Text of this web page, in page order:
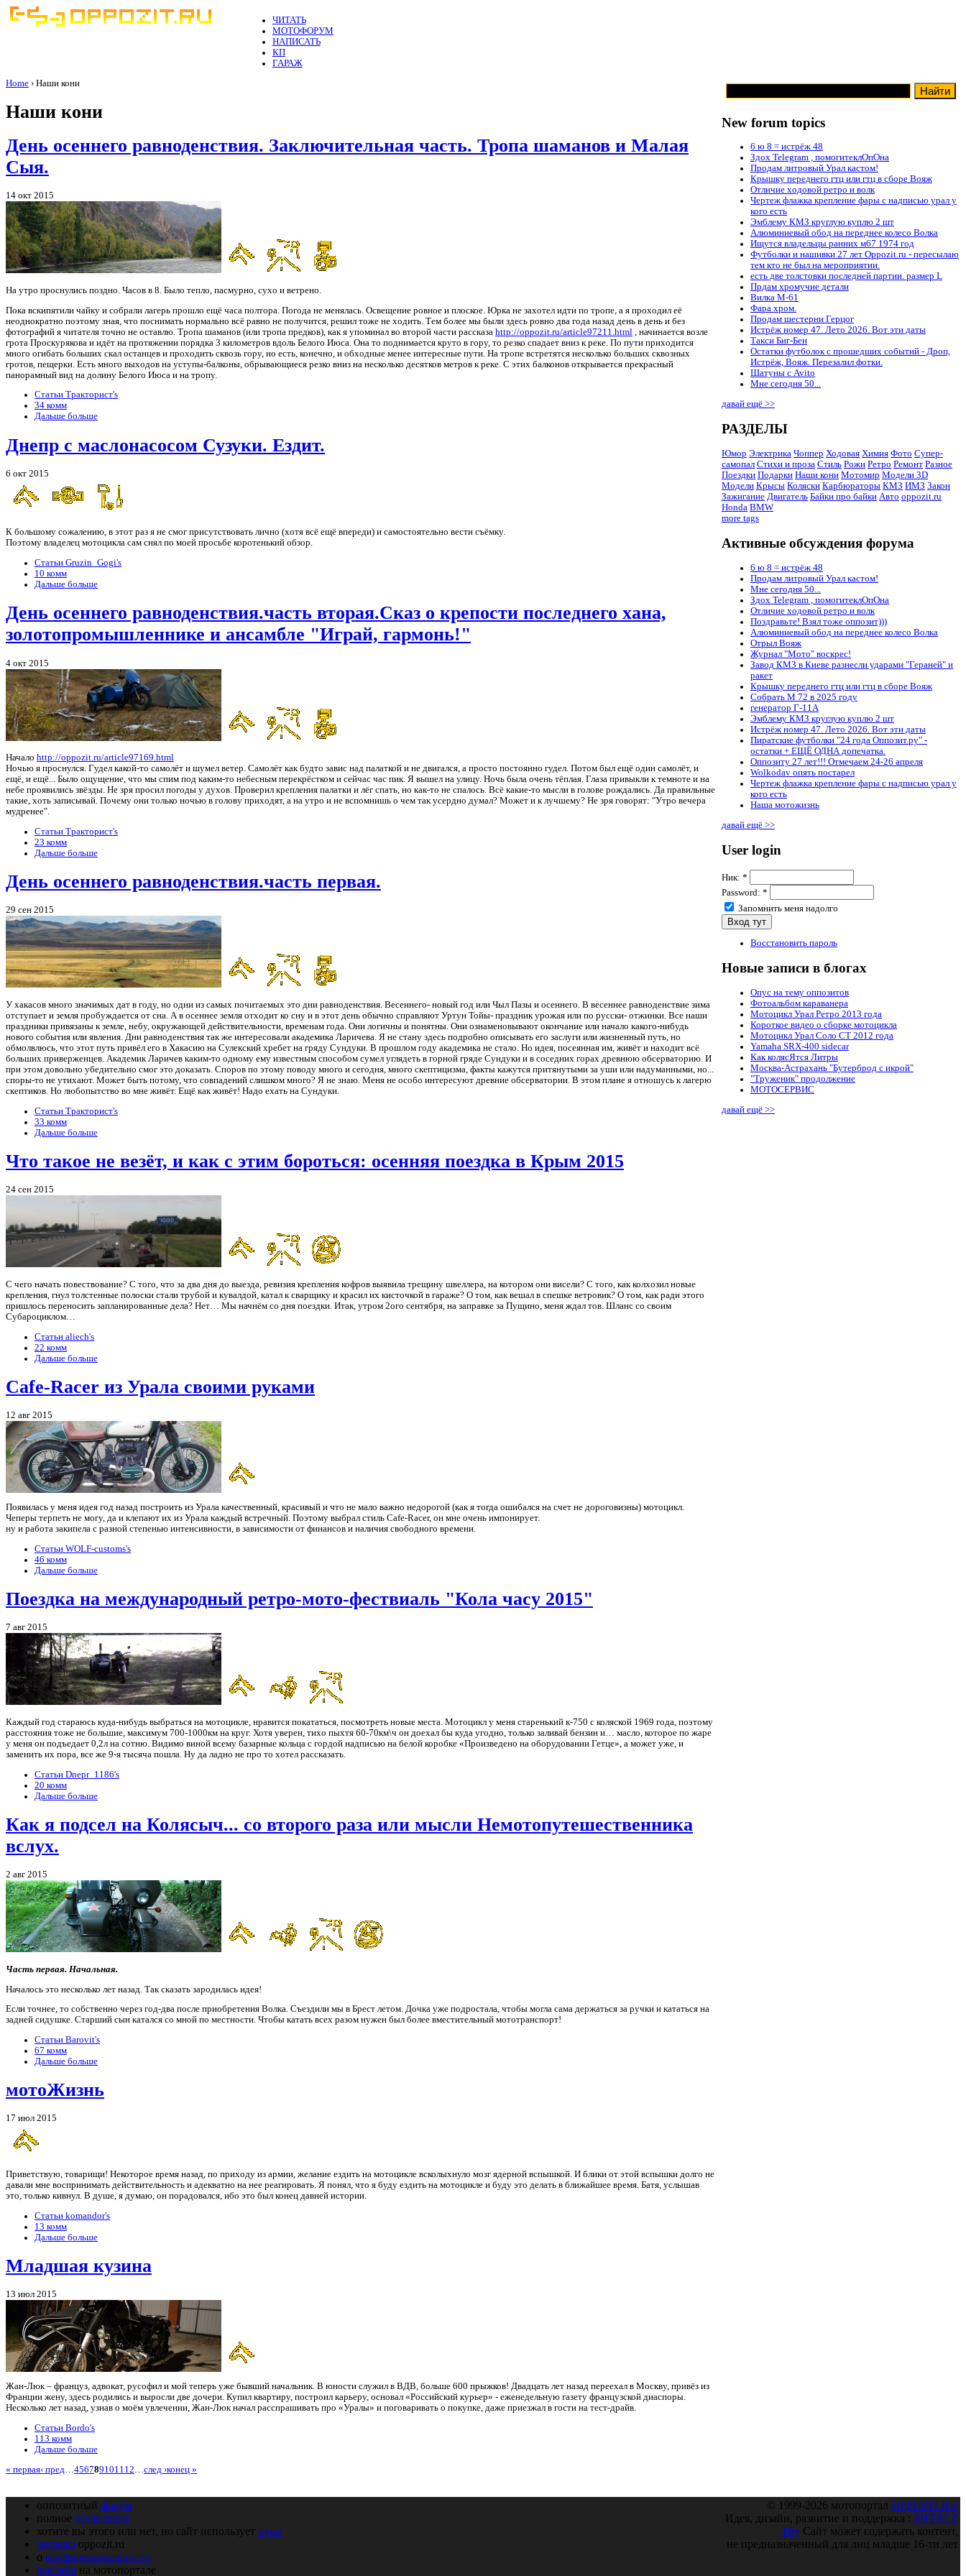
ЧИТАТЬ
МОТОФОРУМ
НАПИСАТЬ
КП
ГАРАЖ
Home › Наши кони
Наши кони
День осеннего равноденствия. Заключительная часть. Тропа шаманов и Малая
Сыя.
14 окт 2015
На утро проснулись поздно. Часов в 8. Было тепло, пасмурно, сухо и ветрено.
Пока вскипятили чайку и собрали лагерь прошло ещё часа полтора. Погода не менялась. Освещение ровное и плоское. Юрка не захотел идти по тропе, а я проходил её
неоднократно поэтому зная, что поснимать нормально всё равно не получится, решил тоже не ходить. Тем более мы были здесь ровно два года назад день в день и без
фотографий я читателя точно не оставлю. Тропа шаманов (или тропа предков), как я упоминал во второй части рассказа http://oppozit.ru/article97211.html , начинается возле
грота Проскурякова и идёт на протяжении порядка 3 километров вдоль Белого Июса. Она то поднимается круто в гору, то резко спадает вниз к реке. По пути приходится
много огибать больших скал останцев и проходить сквозь гору, но есть, конечно, и обходные менее интересные пути. На тропе встретятся несколько больших сквозных
гротов, пещерки. Есть много выходов на уступы-балконы, обрывающиеся резко вниз на несколько десятков метров к реке. С этих балконов открывается прекрасный
панорамный вид на долину Белого Июса и на тропу.
Статьи Тракторист's
34 комм
Дальше больше
Днепр с маслонасосом Сузуки. Ездит.
6 окт 2015
К большому сожалению, в этот раз я не смог присутствовать лично (хотя всё ещё впереди) и самостоятельно вести съёмку.
Поэтому владелец мотоцикла сам снял по моей просьбе коротенький обзор.
Статьи Gruzin_Gogi's
10 комм
Дальше больше
День осеннего равноденствия.часть вторая.Сказ о крепости последнего хана,
золотопромышленнике и ансамбле "Играй, гармонь!"
4 окт 2015
Начало http://oppozit.ru/article97169.html
Ночью я проснулся. Гудел какой-то самолёт и шумел ветер. Самолёт как будто завис над палаткой и не двигался, а просто постоянно гудел. Потом был ещё один самолёт, и
ещё, и ещё... Было ощущение, что мы спим под каким-то небесным перекрёстком и сейчас час пик. Я вышел на улицу. Ночь была очень тёплая. Глаза привыкли к темноте и на
небе проявились звёзды. Не зря просил погоды у духов. Проверил крепления палатки и лёг спать, но как-то не спалось. Всё какие-то мысли в голове рождались. Да правильные
такие, хоть записывай. Почему они только ночью в голову приходят, а на утро и не вспомнишь о чем так усердно думал? Может и к лучшему? Не зря говорят: "Утро вечера
мудренее".
Статьи Тракторист's
23 комм
Дальше больше
День осеннего равноденствия.часть первая.
29 сен 2015
У хакасов много значимых дат в году, но одни из самых почитаемых это дни равноденствия. Весеннего- новый год или Чыл Пазы и осеннего. В весеннее равноденствие зима
отступает и земля пробуждается от сна. А в осеннее земля отходит ко сну и в этот день обычно справляют Уртун Тойы- праздник урожая или по русски- отжинки. Все наши
праздники привязаны к земле, небу, окружающей действительности, временам года. Они логичны и понятны. Они ознаменовывают окончание или начало какого-нибудь
нового события или явления. Дни равноденствия так же интересовали академика Ларичева. Я не стану здесь подробно описывать его заслуги или жизненный путь, но
обмолвлюсь, что этот путь привёл его в Хакасию на Сулекский хребет на гряду Сундуки. В прошлом году академика не стало. Но идея, посеянная им, живёт и находит всё
больших приверженцев. Академик Ларичев каким-то одному ему известным способом сумел углядеть в горной гряде Сундуки и в соседних горах древнюю обсерваторию. И
при этом довольно убедительно смог это доказать. Споров по этому поводу много и сегодня, много скептицизма, факты кажутся притянутыми за уши или надуманными, но...
споры-то не утихают. Может быть потому, что совпадений слишком много? Я не знаю. Меня не особо интересуют древние обсерватории. В этом плане я отношусь к лагерю
скептиков. Но любопытство во мне живёт. Ещё как живёт! Надо ехать на Сундуки.
Статьи Тракторист's
33 комм
Дальше больше
Что такое не везёт, и как с этим бороться: осенняя поездка в Крым 2015
24 сен 2015
С чего начать повествование? С того, что за два дня до выезда, ревизия крепления кофров выявила трещину швеллера, на котором они висели? С того, как колхозил новые
крепления, гнул толстенные полоски стали трубой и кувалдой, катал к сварщику и красил их кисточкой в гараже? О том, как вешал в спешке ветровик? О том, как ради этого
пришлось переносить запланированные дела? Нет… Мы начнём со дня поездки. Итак, утром 2ого сентября, на заправке за Пущино, меня ждал тов. Шланс со своим
Субароциклом…
Статьи aliech's
22 комм
Дальше больше
Cafe-Racer из Урала своими руками
12 авг 2015
Появилась у меня идея год назад построить из Урала качественный, красивый и что не мало важно недорогой (как я тогда ошибался на счет не дороговизны) мотоцикл.
Чеперы терпеть не могу, да и клепают их из Урала каждый встречный. Поэтому выбрал стиль Cafe-Racer, он мне очень импонирует.
ну и работа закипела с разной степенью интенсивности, в зависимости от финансов и наличия свободного времени.
Статьи WOLF-customs's
46 комм
Дальше больше
Поездка на международный ретро-мото-фествиаль "Кола часу 2015"
7 авг 2015
Каждый год стараюсь куда-нибудь выбраться на мотоцикле, нравится покататься, посмотреть новые места. Мотоцикл у меня старенький к-750 с коляской 1969 года, поэтому
расстояния тоже не большие, максимум 700-1000км на круг. Хотя уверен, тихо пыхтя 60-70км\ч он доехал бы куда угодно, только заливай бензин и… масло, которое по жаре
у меня он подъедает 0,2л на сотню. Видимо виной всему базарные кольца с гордой надписью на белой коробке «Произведено на оборудовании Гетце», а может уже, и
заменить их пора, все же 9-я тысяча пошла. Ну да ладно не про то хотел рассказать.
Статьи Dnepr_1186's
20 комм
Дальше больше
Как я подсел на Колясыч... со второго раза или мысли Немотопутешественника
вслух.
2 авг 2015
Часть первая. Начальная.
Началось это несколько лет назад. Так сказать зародилась идея!
Если точнее, то собственно через год-два после приобретения Волка. Съездили мы в Брест летом. Дочка уже подростала, чтобы могла сама держаться за ручки и кататься на
задней сидушке. Старший сын катался со мной по местности. Чтобы катать всех разом нужен был более вместительный мототранспорт!
Статьи Barovit's
67 комм
Дальше больше
мотоЖизнь
17 июл 2015
Приветствую, товарищи! Некоторое время назад, по приходу из армии, желание ездить на мотоцикле всколыхнуло мозг ядерной вспышкой. И блики от этой вспышки долго не
давали мне воспринимать действительность и адекватно на нее реагировать. Я понял, что я буду ездить на мотоцикле и буду это делать в ближайшее время. Батя, услышав
это, только кивнул. В душе, я думаю, он порадовался, ибо это был конец давней истории.
Статьи komandor's
13 комм
Дальше больше
Младшая кузина
13 июл 2015
Жан-Люк – француз, адвокат, русофил и мой теперь уже бывший начальник. В юности служил в ВДВ, больше 600 прыжков! Двадцать лет назад переехал в Москву, привёз из
Франции жену, здесь родились и выросли две дочери. Купил квартиру, построил карьеру, основал «Российский курьер» - еженедельную газету французской диаспоры.
Несколько лет назад, узнав о моём увлечении, Жан-Люк начал расспрашивать про «Уралы» и поговаривать о покупке, даже приезжал в гости на тест-драйв.
Статьи Bordo's
113 комм
Дальше больше
« первая‹ пред 4567891011 12 след ›конец »
New forum topics
6 ю 8 = истрёж 48
Здох Telegram , помогитеклОпОна
Продам литровый Урал кастом!
Крышку переднего гтц или гтц в сборе Вояж
Отличие ходовой ретро и волк
Чертеж флажка крепление фары с надписью урал у
кого есть
Эмблему КМЗ круглую куплю 2 шт
Алюминиевый обод на переднее колесо Волка
Ищутся владельцы ранних м67 1974 год
Футболки и нашивки 27 лет Oppozit.ru - пересылаю
тем кто не был на мероприятии.
есть две толстовки последней партии. размер L
Прдам хромучие детали
Вилка М-61
Фара хром.
Продам шестерни Герцог
Истрёж номер 47. Лето 2026. Вот эти даты
Такси Биг-Бен
Остатки футболок с прошедших событий - Дроп,
Истрёж, Вояж. Перезалил фотки.
Шатуны с Avito
Мне сегодня 50...
давай ещё >>
РАЗДЕЛЫ
Юмор Электрика Чоппер Ходовая Химия Фото Супер-
самопал Стихи и проза Стиль Рожи Ретро Ремонт Разное
Поездки Подарки Наши кони Мотомир Модели 3D
Модели Крысы Коляски Карбюраторы КМЗ ИМЗ Закон
Зажигание Двигатель Байки про байки Авто oppozit.ru
Honda BMW
more tags
Активные обсуждения форума
6 ю 8 = истрёж 48
Продам литровый Урал кастом!
Мне сегодня 50...
Здох Telegram , помогитеклОпОна
Отличие ходовой ретро и волк
Поздравьте! Взял тоже оппозит)))
Алюминиевый обод на переднее колесо Волка
Отрыл Вояж
Журнал "Мото" воскрес!
Завод КМЗ в Киеве разнесли ударами "Гераней" и
ракет
Крышку переднего гтц или гтц в сборе Вояж
Собрать М 72 в 2025 году
генератор Г-11А
Эмблему КМЗ круглую куплю 2 шт
Истрёж номер 47. Лето 2026. Вот эти даты
Пиратские футболки "24 года Оппозит.ру" -
остатки + ЕЩЁ ОДНА допечатка.
Оппозиту 27 лет!!! Отмечаем 24-26 апреля
Wolkodav опять постарел
Чертеж флажка крепление фары с надписью урал у
кого есть
Наша мотожизнь
давай ещё >>
User login
Ник: *
Password: *
Запомнить меня надолго
Восстановить пароль
Новые записи в блогах
Опус на тему оппозитов
Фотоальбом караванера
Мотоцикл Урал Ретро 2013 года
Короткое видео о сборке мотоцикла
Мотоцикл Урал Соло СТ 2012 года
Yamaha SRX-400 sidecar
Как колясЯтся Литры
Москва-Астрахань "Бутерброд с икрой"
"Труженик" продолжение
МОТОСЕРВИС
давай ещё >>
оппозитный форум
полное оглавление
хотите вы этого или нет, но сайт использует куки
закрома oppozit.ru
о конфиденциальности
реклама на мотопортале
© 1999-2026 мотопортал OPPOZIT.RU
Идея, дизайн, развитие и поддержка : SHTRLZ
16+ Сайт может содержать контент,
не предназначенный для лиц младше 16-ти лет